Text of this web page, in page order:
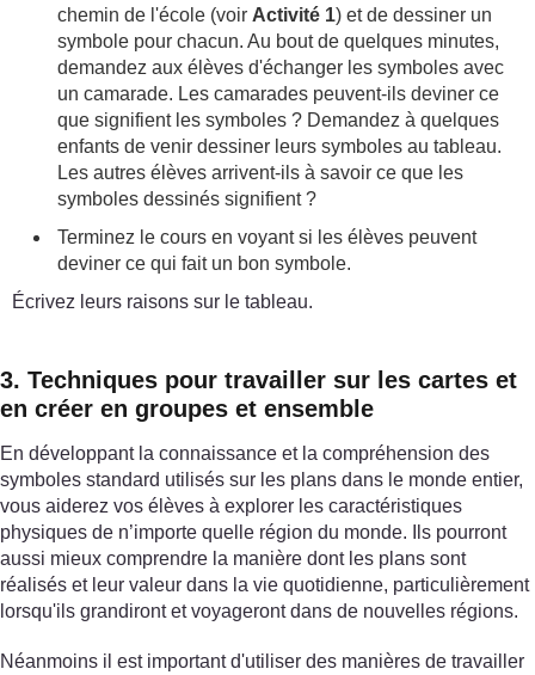
chemin de l'école (voir Activité 1) et de dessiner un
symbole pour chacun. Au bout de quelques minutes,
demandez aux élèves d'échanger les symboles avec
un camarade. Les camarades peuvent-ils deviner ce
que signifient les symboles ? Demandez à quelques
enfants de venir dessiner leurs symboles au tableau.
Les autres élèves arrivent-ils à savoir ce que les
symboles dessinés signifient ?
Terminez le cours en voyant si les élèves peuvent
deviner ce qui fait un bon symbole.
Écrivez leurs raisons sur le tableau.
3. Techniques pour travailler sur les cartes et
en créer en groupes et ensemble
En développant la connaissance et la compréhension des
symboles standard utilisés sur les plans dans le monde entier,
vous aiderez vos élèves à explorer les caractéristiques
physiques de n’importe quelle région du monde. Ils pourront
aussi mieux comprendre la manière dont les plans sont
réalisés et leur valeur dans la vie quotidienne, particulièrement
lorsqu'ils grandiront et voyageront dans de nouvelles régions.
Néanmoins il est important d'utiliser des manières de travailler